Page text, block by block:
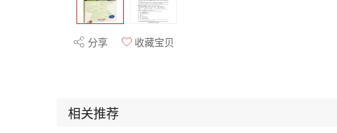
分享 收藏宝贝
相关推荐